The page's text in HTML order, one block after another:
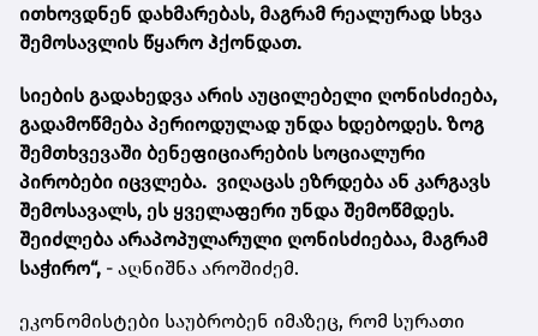
ითხოვდნენ დახმარებას, მაგრამ რეალურად სხვა
შემოსავლის წყარო ჰქონდათ.
სიების გადახედვა არის აუცილებელი ღონისძიება,
გადამოწმება პერიოდულად უნდა ხდებოდეს. ზოგ
შემთხვევაში ბენეფიციარების სოციალური
პირობები იცვლება. ვიღაცას ეზრდება ან კარგავს
შემოსავალს, ეს ყველაფერი უნდა შემოწმდეს.
შეიძლება არაპოპულარული ღონისძიებაა, მაგრამ
საჭირო“, - აღნიშნა აროშიძემ.
ეკონომისტები საუბრობენ იმაზეც, რომ სურათი